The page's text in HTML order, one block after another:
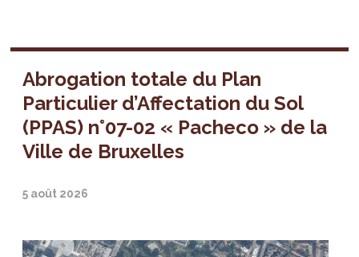
Abrogation totale du Plan
Particulier d’Affectation du Sol
(PPAS) n°07-02 « Pacheco » de la
Ville de Bruxelles
5 août 2026